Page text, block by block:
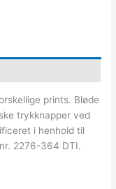
prints. Bløde
trykknapper ved
i henhold til
2276-364 DTI.